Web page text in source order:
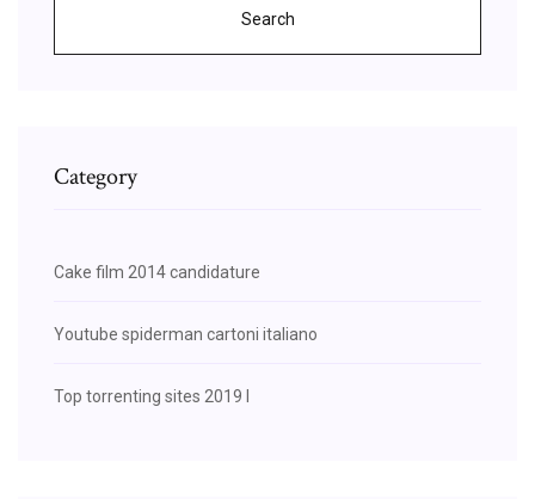
Search
Category
Cake film 2014 candidature
Youtube spiderman cartoni italiano
Top torrenting sites 2019 l